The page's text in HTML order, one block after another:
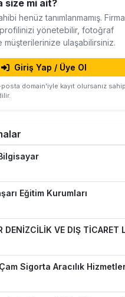
size mi ait?
henüz tanımlanmamış. Firma
yönetebilir, fotoğraf
ulaşabilirsiniz.
Giriş Yap / Üye Ol
posta domain'iyle kayıt olursanız
Eğitim Kurumları
Sigorta Aracılık